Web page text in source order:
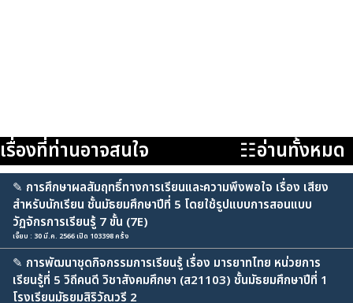
เรื่องที่ท่านอาจสนใจ ☷อ่านทั้งหมด
✎ การศึกษาผลสัมฤทธิ์ทางการเรียนและความพึงพอใจ เรื่อง เสียง
สำหรับนักเรียน ชั้นมัธยมศึกษาปีที่ 5 โดยใช้รูปแบบการสอนแบบ
วัฏจักรการเรียนรู้ 7 ขั้น (7E)
เจี๊ยบ : 30 มี.ค. 2566 เปิด 103398 ครั้ง
✎ การพัฒนาชุดกิจกรรมการเรียนรู้ เรื่อง มารยาทไทย หน่วยการ
เรียนรู้ที่ 5 วิถีคนดี วิชาสังคมศึกษา (ส21103) ชั้นมัธยมศึกษาปีที่ 1
โรงเรียนมัธยมสิริวัณวรี 2